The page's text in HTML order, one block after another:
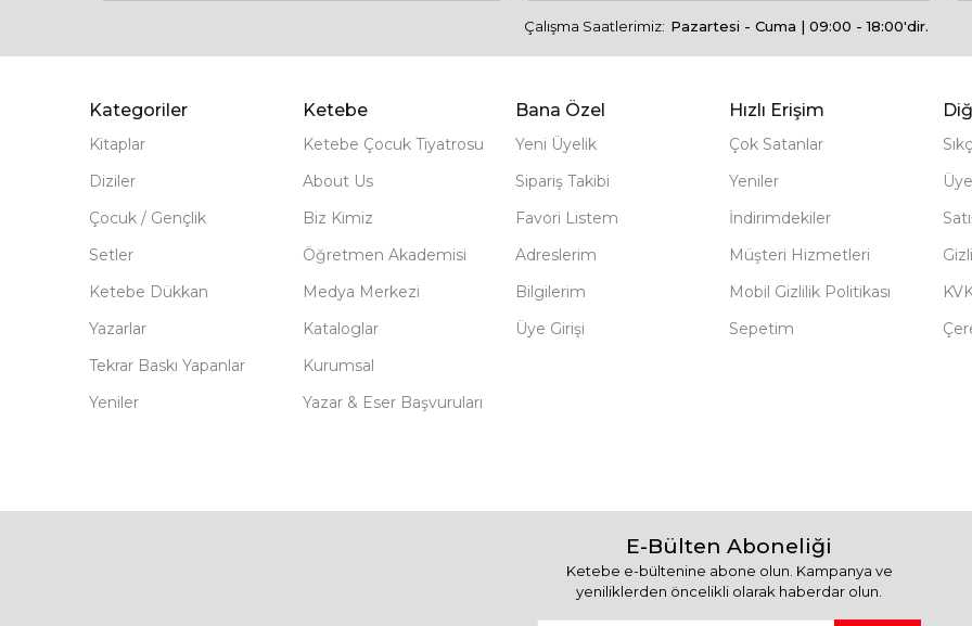
Çalışma Saatlerimiz: Pazartesi - Cuma | 09:00 - 18:00'dir.
Kategoriler
Kitaplar
Diziler
Çocuk / Gençlik
Setler
Ketebe Dükkan
Yazarlar
Tekrar Baskı Yapanlar
Yeniler
Ketebe
Ketebe Çocuk Tiyatrosu
About Us
Biz Kimiz
Öğretmen Akademisi
Medya Merkezi
Kataloglar
Kurumsal
Yazar & Eser Başvuruları
Bana Özel
Yeni Üyelik
Sipariş Takibi
Favori Listem
Adreslerim
Bilgilerim
Üye Girişi
Hızlı Erişim
Çok Satanlar
Yeniler
İndirimdekiler
Müşteri Hizmetleri
Mobil Gizlilik Politikası
Sepetim
E-Bülten Aboneliği
Ketebe e-bültenine abone olun. Kampanya ve
yeniliklerden öncelikli olarak haberdar olun.